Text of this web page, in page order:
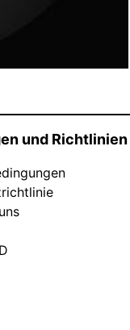
und Richtlinien